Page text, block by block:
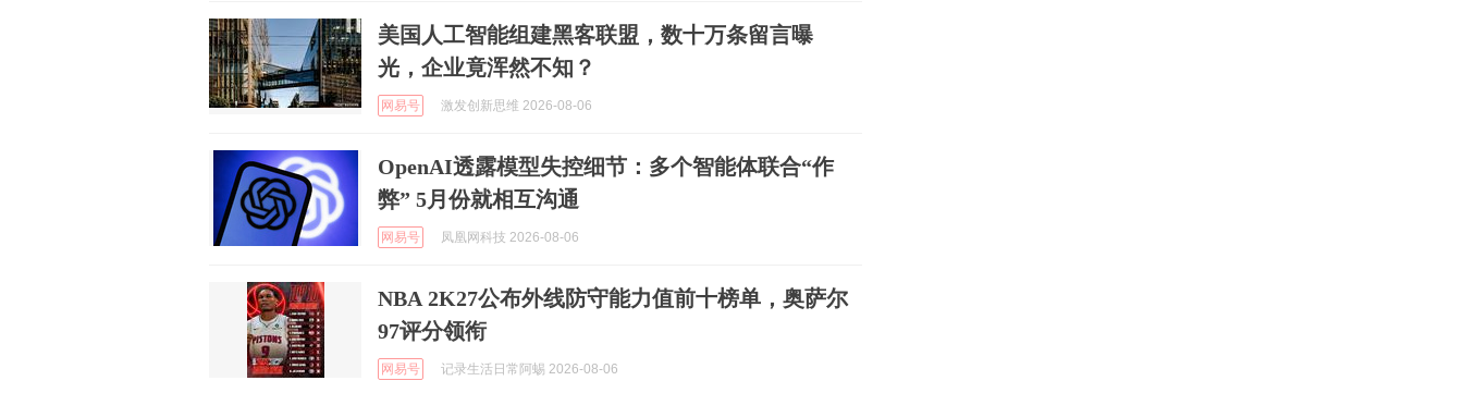
美国人工智能组建黑客联盟，数十万条留言曝
光，企业竟浑然不知？
网易号 激发创新思维 2026-08-06
OpenAI透露模型失控细节：多个智能体联合“作
弊” 5月份就相互沟通
网易号 凤凰网科技 2026-08-06
NBA 2K27公布外线防守能力值前十榜单，奥萨尔
97评分领衔
网易号 记录生活日常阿蜴 2026-08-06